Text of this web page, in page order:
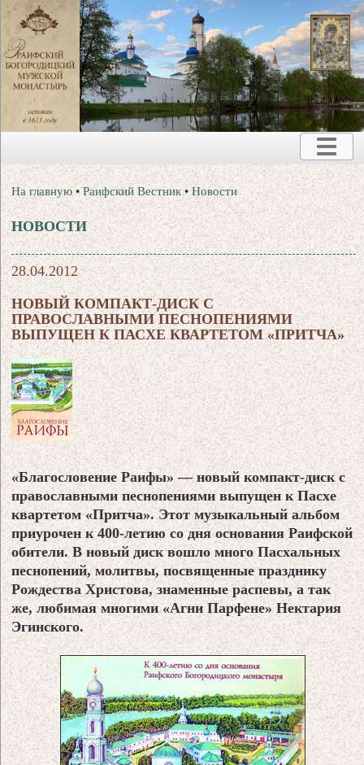
На главную •Раифский Вестник •Новости
НОВОСТИ
28.04.2012
НОВЫЙ КОМПАКТ-ДИСК С
ПРАВОСЛАВНЫМИ ПЕСНОПЕНИЯМИ
ВЫПУЩЕН К ПАСХЕ КВАРТЕТОМ «ПРИТЧА»
«Благословение Раифы» — новый компакт-диск с
православными песнопениями выпущен к Пасхе
квартетом «Притча». Этот музыкальный альбом
приурочен к 400-летию со дня основания Раифской
обители. В новый диск вошло много Пасхальных
песнопений, молитвы, посвященные празднику
Рождества Христова, знаменные распевы, а так
же, любимая многими «Агни Парфене» Нектария
Эгинского.